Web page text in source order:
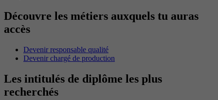
Découvre les métiers auxquels tu auras
accès
Devenir responsable qualité
Devenir chargé de production
Les intitulés de diplôme les plus
recherchés